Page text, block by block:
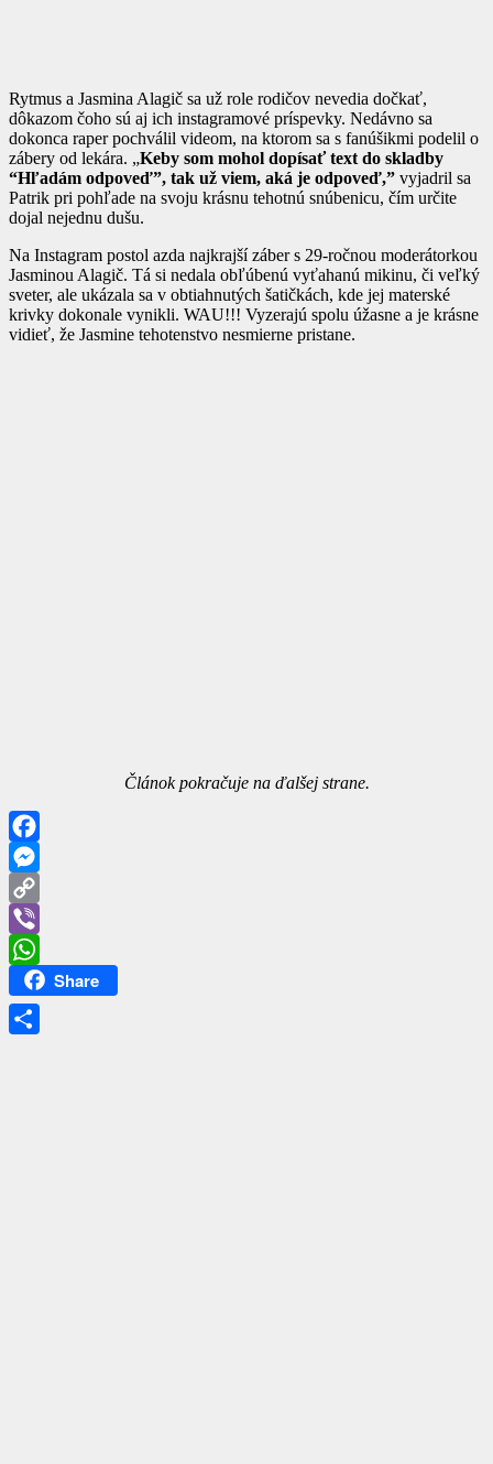
Rytmus a Jasmina Alagič sa už role rodičov nevedia dočkať,
dôkazom čoho sú aj ich instagramové príspevky. Nedávno sa
dokonca raper pochválil videom, na ktorom sa s fanúšikmi podelil o
zábery od lekára. „Keby som mohol dopísať text do skladby
“Hľadám odpoveď”, tak už viem, aká je odpoveď,” vyjadril sa
Patrik pri pohľade na svoju krásnu tehotnú snúbenicu, čím určite
dojal nejednu dušu.
Na Instagram postol azda najkrajší záber s 29-ročnou moderátorkou
Jasminou Alagič. Tá si nedala obľúbenú vyťahanú mikinu, či veľký
sveter, ale ukázala sa v obtiahnutých šatičkách, kde jej materské
krivky dokonale vynikli. WAU!!! Vyzerajú spolu úžasne a je krásne
vidieť, že Jasmine tehotenstvo nesmierne pristane.
Článok pokračuje na ďalšej strane.
Facebook
Messenger
Copy
Link
Viber
WhatsApp
Share